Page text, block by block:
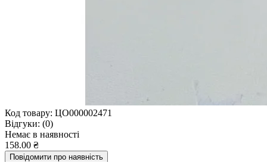
Код товару: ЦО000002471
Відгуки: (0)
Немає в наявності
158.00 ₴
Повідомити про наявність